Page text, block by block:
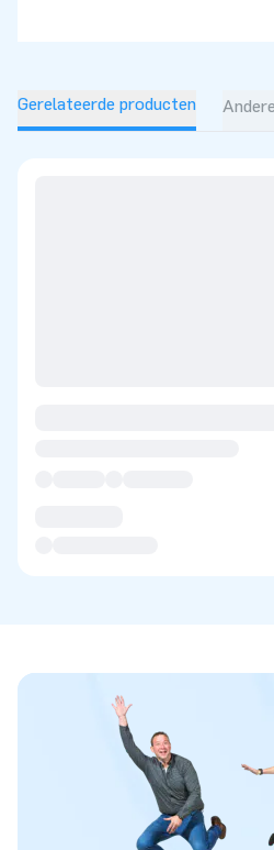
Gerelateerde producten